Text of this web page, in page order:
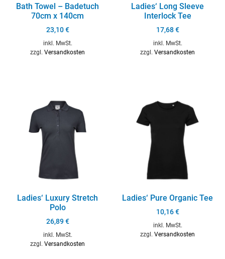
Bath Towel – Badetuch
70cm x 140cm
23,10€
inkl. MwSt.
zzgl. Versandkosten
Ladies‘ Long Sleeve
Interlock Tee
17,68€
inkl. MwSt.
zzgl. Versandkosten
Ladies‘ Luxury Stretch
Polo
26,89€
inkl. MwSt.
zzgl. Versandkosten
Ladies‘ Pure Organic Tee
10,16€
inkl. MwSt.
zzgl. Versandkosten